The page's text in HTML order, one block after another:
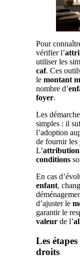
Pour
vérifier l’
utiliser les
caf. Ces
le montant
nombre d’
foyer.
Les
simples : il
l’adoption
de fournir les
L’attribution
conditions
En cas
enfant,
d’ajuster le
garantir le
valeur de l’
Les
droits